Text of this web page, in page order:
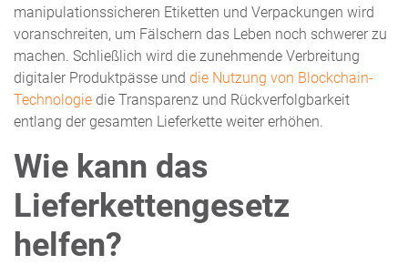
manipulationssicheren Etiketten und Verpackungen wird
voranschreiten, um Fälschern das Leben noch schwerer zu
machen. Schließlich wird die zunehmende Verbreitung
digitaler Produktpässe und die Nutzung von Blockchain-
Technologie die Transparenz und Rückverfolgbarkeit
entlang der gesamten Lieferkette weiter erhöhen.
Wie kann das
Lieferkettengesetz
helfen?